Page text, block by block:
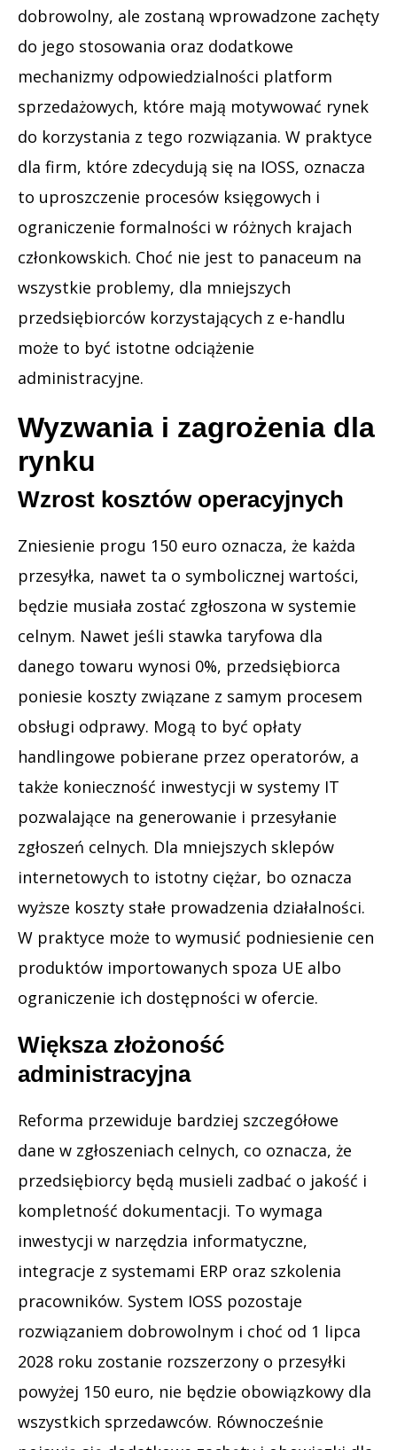
dobrowolny, ale zostaną wprowadzone zachęty
do jego stosowania oraz dodatkowe
mechanizmy odpowiedzialności platform
sprzedażowych, które mają motywować rynek
do korzystania z tego rozwiązania. W praktyce
dla firm, które zdecydują się na IOSS, oznacza
to uproszczenie procesów księgowych i
ograniczenie formalności w różnych krajach
członkowskich. Choć nie jest to panaceum na
wszystkie problemy, dla mniejszych
przedsiębiorców korzystających z e-handlu
może to być istotne odciążenie
administracyjne.
Wyzwania i zagrożenia dla
rynku
Wzrost kosztów operacyjnych
Zniesienie progu 150 euro oznacza, że każda
przesyłka, nawet ta o symbolicznej wartości,
będzie musiała zostać zgłoszona w systemie
celnym. Nawet jeśli stawka taryfowa dla
danego towaru wynosi 0%, przedsiębiorca
poniesie koszty związane z samym procesem
obsługi odprawy. Mogą to być opłaty
handlingowe pobierane przez operatorów, a
także konieczność inwestycji w systemy IT
pozwalające na generowanie i przesyłanie
zgłoszeń celnych. Dla mniejszych sklepów
internetowych to istotny ciężar, bo oznacza
wyższe koszty stałe prowadzenia działalności.
W praktyce może to wymusić podniesienie cen
produktów importowanych spoza UE albo
ograniczenie ich dostępności w ofercie.
Większa złożoność
administracyjna
Reforma przewiduje bardziej szczegółowe
dane w zgłoszeniach celnych, co oznacza, że
przedsiębiorcy będą musieli zadbać o jakość i
kompletność dokumentacji. To wymaga
inwestycji w narzędzia informatyczne,
integracje z systemami ERP oraz szkolenia
pracowników. System IOSS pozostaje
rozwiązaniem dobrowolnym i choć od 1 lipca
2028 roku zostanie rozszerzony o przesyłki
powyżej 150 euro, nie będzie obowiązkowy dla
wszystkich sprzedawców. Równocześnie